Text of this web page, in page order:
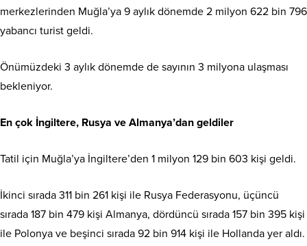
merkezlerinden Muğla’ya 9 aylık dönemde 2 milyon 622 bin 796
yabancı turist geldi.
Önümüzdeki 3 aylık dönemde de sayının 3 milyona ulaşması
bekleniyor.
En çok İngiltere, Rusya ve Almanya’dan geldiler
Tatil için Muğla’ya İngiltere’den 1 milyon 129 bin 603 kişi geldi.
İkinci sırada 311 bin 261 kişi ile Rusya Federasyonu, üçüncü
sırada 187 bin 479 kişi Almanya, dördüncü sırada 157 bin 395 kişi
ile Polonya ve beşinci sırada 92 bin 914 kişi ile Hollanda yer aldı.